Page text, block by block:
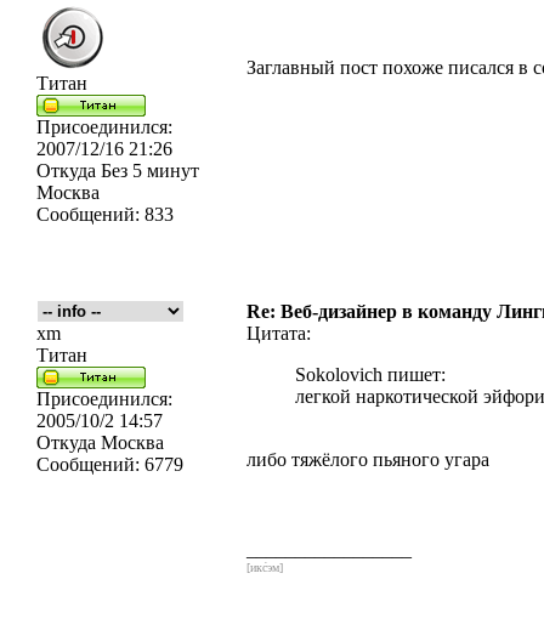
Титан
Присоединился:
2007/12/16 21:26
Откуда Без 5 минут
Москва
Сообщений: 833
Заглавный пост похоже писался в
Re: Веб-дизайнер в команду
xm
Титан
Присоединился:
2005/10/2 14:57
Откуда Москва
Сообщений: 6779
Цитата:
Sokolovich пишет:
легкой наркотической
либо тяжёлого пьяного угара
[икс́эм]